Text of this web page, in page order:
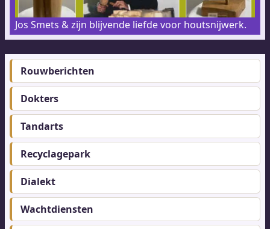
Jos Smets & zijn blijvende liefde voor houtsnijwerk.
Footer-
menu
Rouwberichten
Dokters
Tandarts
Recyclagepark
Dialekt
Wachtdiensten